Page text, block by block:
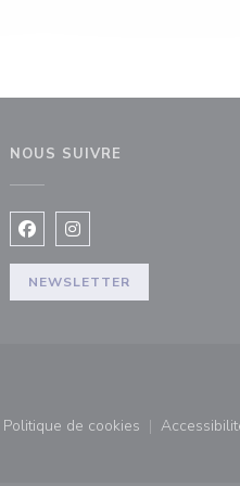
NOUS SUIVRE
Facebook ((ouvre une
Instagram ((ouvre une
NEWSLETTER
fenêtre))
Politique de cookies
((ouvre une nouvelle